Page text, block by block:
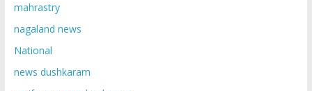
mahrastry
nagaland news
National
news dushkaram